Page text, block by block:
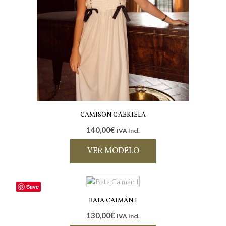
CAMISÓN GABRIELA
140,00€ IVA Incl.
VER MODELO
producto
tiene
múltiples
Las
Save
BATA CAIMÁN I
130,00€ IVA Incl.